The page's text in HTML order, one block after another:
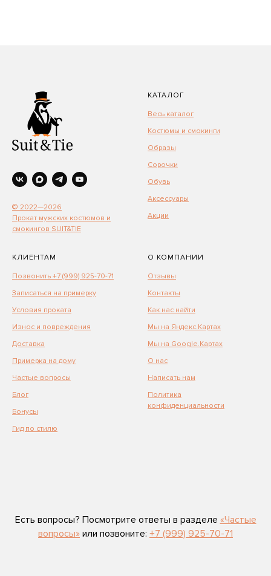
© 2022—2026
Прокат мужских костюмов и
смокингов SUIT&TIE
КАТАЛОГ
Весь каталог
Костюмы и смокинги
Образы
Сорочки
Обувь
Аксессуары
Акции
КЛИЕНТАМ
Позвонить +7 (999) 925-70-71
Записаться на примерку
Условия проката
Износ и повреждения
Доставка
Примерка на дому
Частые вопросы
Блог
Бонусы
Гид по стилю
О КОМПАНИИ
Отзывы
Контакты
Как нас найти
Мы на Яндекс.Картах
Мы на Google.Картах
О нас
Написать нам
Политика
конфиденциальности
Есть вопросы? Посмотрите ответы в разделе «Частые
вопросы» или позвоните: +7 (999) 925-70-71